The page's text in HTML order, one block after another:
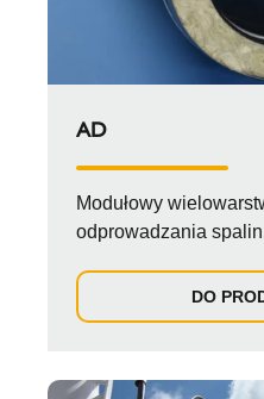
AD
Modułowy
odprowadzania
DO